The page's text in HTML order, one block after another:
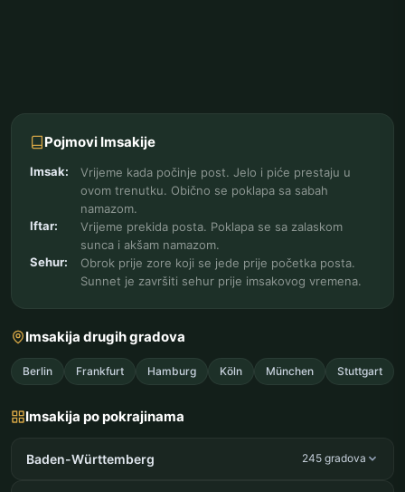
Pojmovi Imsakije
Imsak:
Vrijeme kada počinje post. Jelo i piće prestaju u
ovom trenutku. Obično se poklapa sa sabah
namazom.
Iftar:
Vrijeme prekida posta. Poklapa se sa zalaskom
sunca i akšam namazom.
Sehur:
Obrok prije zore koji se jede prije početka posta.
Sunnet je završiti sehur prije imsakovog vremena.
Imsakija drugih gradova
Berlin Frankfurt Hamburg Köln München Stuttgart
Imsakija po pokrajinama
Baden-Württemberg 245 gradova